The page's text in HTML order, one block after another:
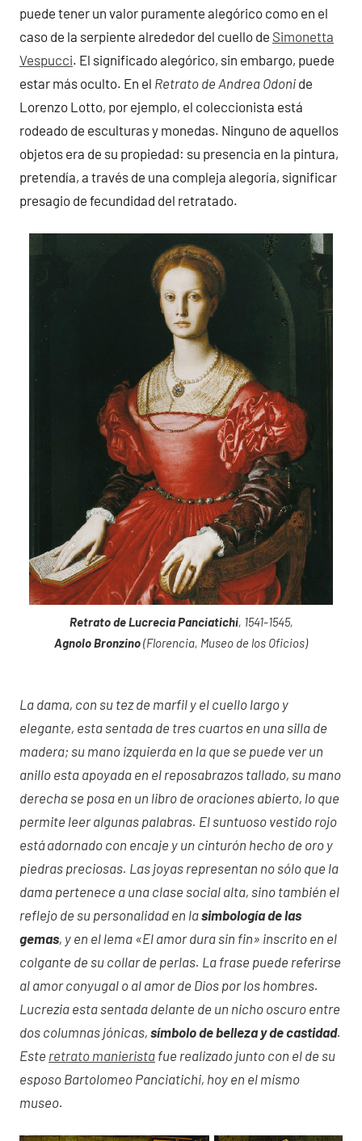
puede tener un valor puramente alegórico como en el
caso de la serpiente alrededor del cuello de Simonetta
Vespucci. El significado alegórico, sin embargo, puede
estar más oculto. En el Retrato de Andrea Odoni de
Lorenzo Lotto, por ejemplo, el coleccionista está
rodeado de esculturas y monedas. Ninguno de aquellos
objetos era de su propiedad: su presencia en la pintura,
pretendía, a través de una compleja alegoría, significar
presagio de fecundidad del retratado.
Retrato de Lucrecia Panciatichi, 1541-1545,
Agnolo Bronzino(Florencia, Museo de los Oficios)
La dama, con su tez de marfil y el cuello largo y
elegante, esta sentada de tres cuartos en una silla de
madera; su mano izquierda en la que se puede ver un
anillo esta apoyada en el reposabrazos tallado, su mano
derecha se posa en un libro de oraciones abierto, lo que
permite leer algunas palabras. El suntuoso vestido rojo
está adornado con encaje y un cinturón hecho de oro y
piedras preciosas. Las joyas representan no sólo que la
dama pertenece a una clase social alta, sino también el
reflejo de su personalidad en lasimbología de las
gemas, y en el lema «El amor dura sin fin» inscrito en el
colgante de su collar de perlas. La frase puede referirse
al amor conyugal o al amor de Dios por los hombres.
Lucrezia esta sentada delante de un nicho oscuro entre
dos columnas jónicas, símbolo de belleza y de castidad.
Este retrato manierista fue realizado junto con el de su
esposo Bartolomeo Panciatichi, hoy en el mismo
museo.